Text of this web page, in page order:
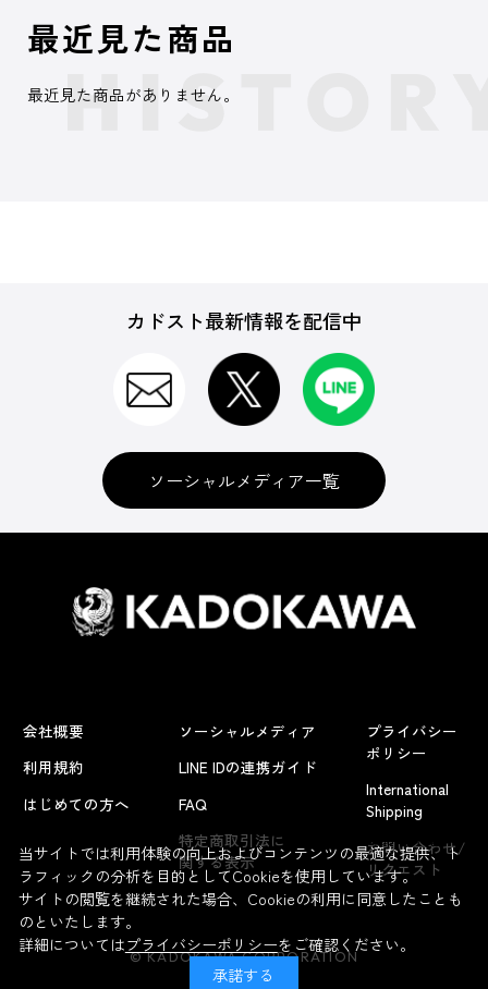
よくあるお問い合わせ
最近見た商品
最近見た商品がありません。
カドスト最新情報を配信中
ソーシャルメディア一覧
会社概要
利用規約
はじめての方へ
ソーシャルメディア
LINE IDの連携ガイド
FAQ
特定商取引法に
関する表示
プライバシー
ポリシー
International
Shipping
お問い合わせ/
リクエスト
© KADOKAWA CORPORATION
当サイトでは利用体験の向上およびコンテンツの最適な提供、ト
ラフィックの分析を目的としてCookieを使用しています。
サイトの閲覧を継続された場合、Cookieの利用に同意したことも
のといたします。
詳細についてはプライバシーポリシーをご確認ください。
承諾する